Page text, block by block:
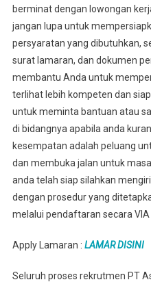
berminat dengan lowongan
jangan lupa untuk
persyaratan yang dibutuhkan,
surat lamaran, dan dokumen
membantu Anda untuk
terlihat lebih kompeten dan
untuk meminta bantuan atau
di bidangnya apabila anda
kesempatan adalah peluang
dan membuka jalan untuk
anda telah siap silahkan
dengan prosedur yang
melalui pendaftaran secara VIA
Apply Lamaran : LAMAR DISINI
Seluruh proses rekrutmen PT